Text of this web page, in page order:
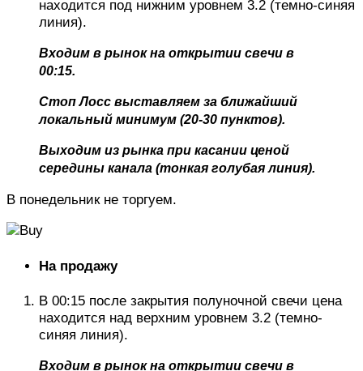
находится под нижним уровнем 3.2 (темно-синяя
линия).
Входим в рынок на открытии свечи в
00:15.
Стоп Лосс выставляем за ближайший
локальный минимум (20-30 пунктов).
Выходим из рынка при касании ценой
середины канала (тонкая голубая линия).
В понедельник не торгуем.
На продажу
В 00:15 после закрытия полуночной свечи цена
находится над верхним уровнем 3.2 (темно-
синяя линия).
Входим в рынок на открытии свечи в